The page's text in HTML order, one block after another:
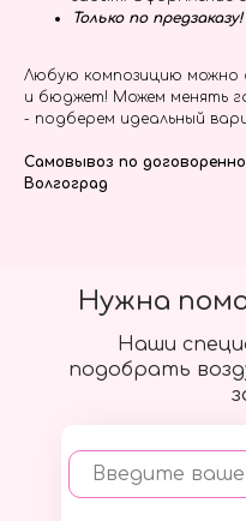
Только по предзаказу!
Любую композицию можно
и бюджет! Можем менять
- подберем идеальный
Самовывоз по
Волгоград
Наши
подобрать
Введите ваше
Нужна